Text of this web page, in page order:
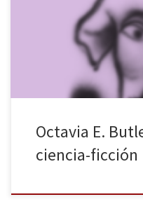
escritura de las ficciones
propia autora escribía: “La
Intentar escribirlos me ha
Octavia E.
ciencia-ficción